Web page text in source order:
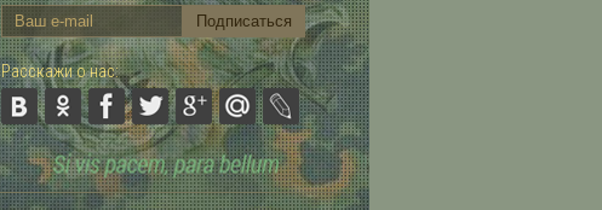
Расскажи о нас: